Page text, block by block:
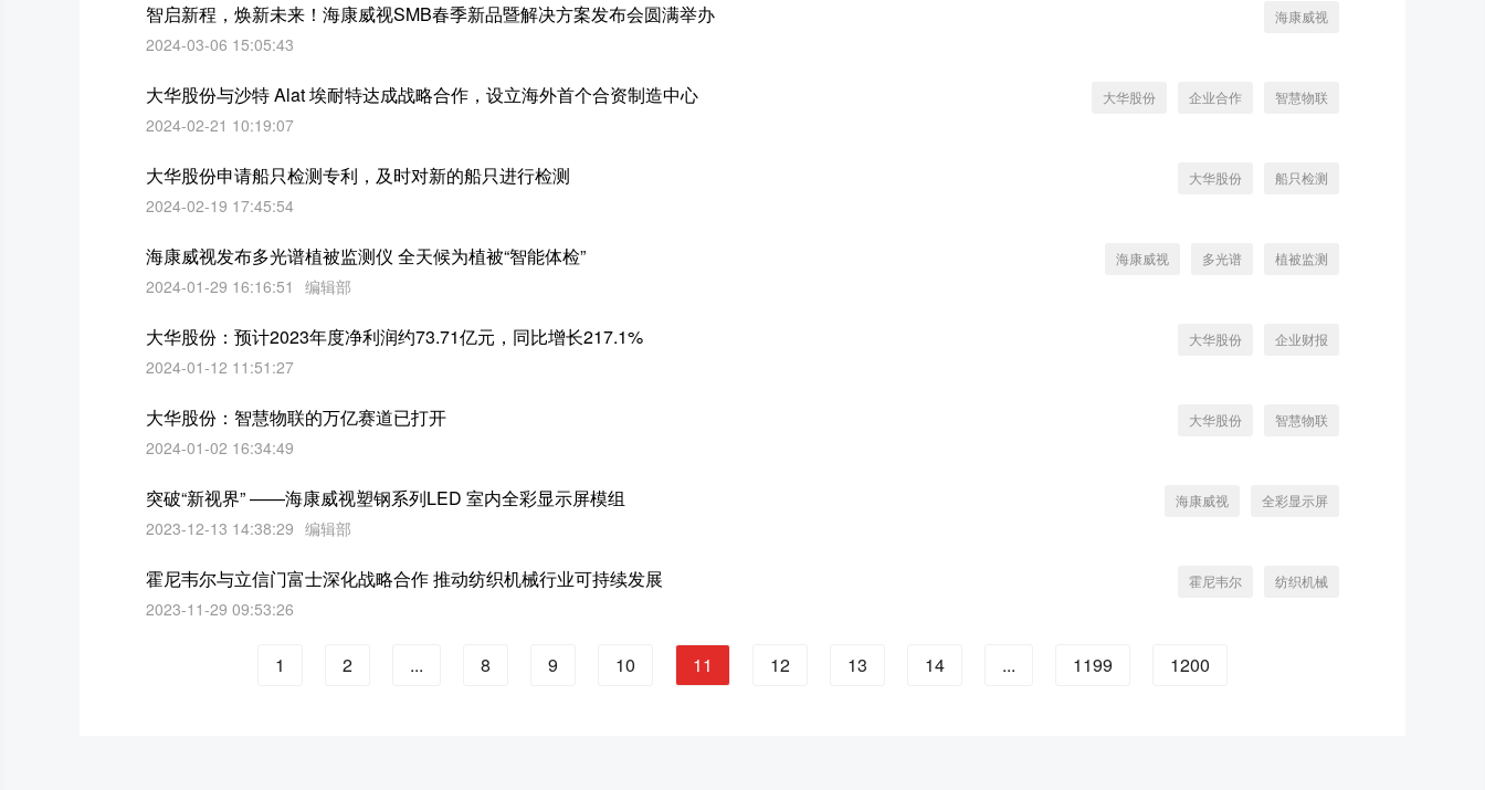
智启新程，焕新未来！海康威视SMB春季新品暨解决方案发布会圆满举办
2024-03-06 15:05:43
海康威视
大华股份与沙特 Alat 埃耐特达成战略合作，设立海外首个合资制造中心
2024-02-21 10:19:07
大华股份 企业合作 智慧物联
大华股份申请船只检测专利，及时对新的船只进行检测
2024-02-19 17:45:54
大华股份 船只检测
海康威视发布多光谱植被监测仪 全天候为植被“智能体检”
2024-01-29 16:16:51 编辑部
海康威视 多光谱 植被监测
大华股份：预计2023年度净利润约73.71亿元，同比增长217.1%
2024-01-12 11:51:27
大华股份 企业财报
大华股份：智慧物联的万亿赛道已打开
2024-01-02 16:34:49
大华股份 智慧物联
突破“新视界” ——海康威视塑钢系列LED 室内全彩显示屏模组
2023-12-13 14:38:29 编辑部
海康威视 全彩显示屏
霍尼韦尔与立信门富士深化战略合作 推动纺织机械行业可持续发展
2023-11-29 09:53:26
霍尼韦尔 纺织机械
1 2 ... 8 9 10 11 12 13 14 ... 1199 1200